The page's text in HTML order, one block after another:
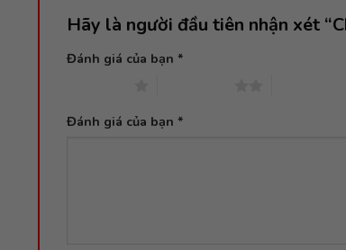
Hãy là người đầu tiên nhận xét
Đánh giá của bạn *
Đánh giá của bạn *